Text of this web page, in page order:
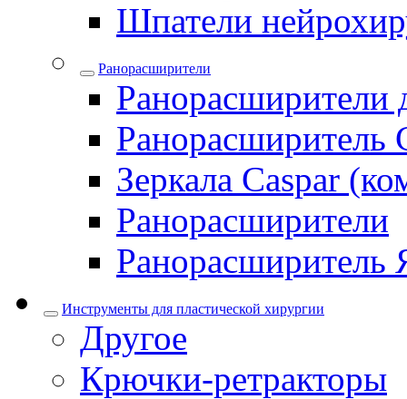
Шпатели
Ранорасширители
Ранорасширители
Ранорасширитель
Зеркала Caspar
Ранорасширители
Ранорасширитель
Инструменты для пластической хирургии
Другое
Крючки-ретракторы